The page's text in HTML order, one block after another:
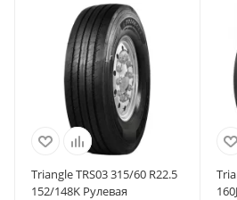
Triangle TRS03 315/60 R22.5
152/148K Рулевая